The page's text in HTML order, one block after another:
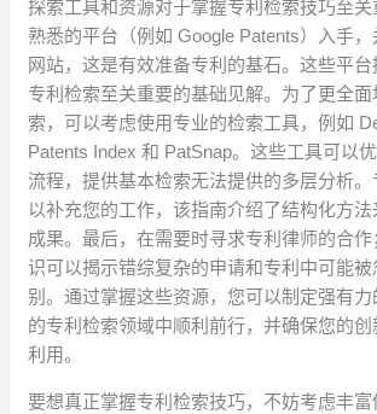
探索工具和资源对于掌握专利检索技巧至关
熟悉的平台（例如 Google Patents）入手
网站，这是有效准备专利的基石。这些平
专利检索至关重要的基础见解。为了更全
索，可以考虑使用专业的检索工具，例如
Patents Index 和 PatSnap。这些工具可以
流程，提供基本检索无法提供的多层分析
以补充您的工作，该指南介绍了结构化方
成果。最后，在需要时寻求专利律师的合
识可以揭示错综复杂的申请和专利中可能被
别。通过掌握这些资源，您可以制定强有
的专利检索领域中顺利前行，并确保您的
利用。
要想真正掌握专利检索技巧，不妨考虑丰